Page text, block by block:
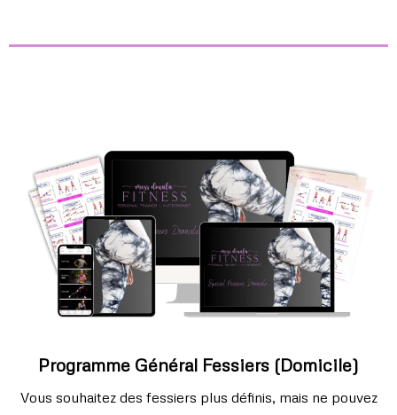
Programme Général Fessiers (domicile)
Vous souhaitez des fessiers plus définis, mais ne pouvez